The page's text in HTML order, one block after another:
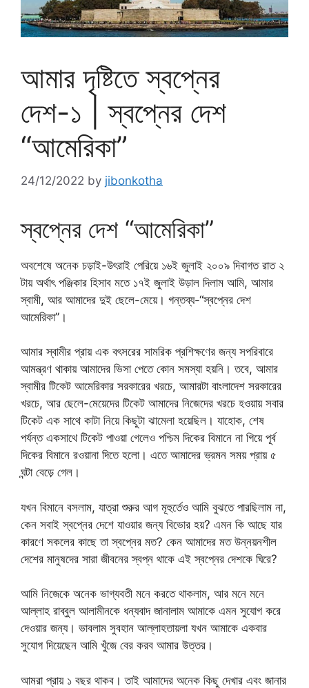
আমার দৃষ্টিতে স্বপ্নের
দেশ-১ | স্বপ্নের দেশ
“আমেরিকা”
24/12/2022 by jibonkotha
স্বপ্নের দেশ “আমেরিকা”
অবশেষে অনেক চড়াই-উৎরাই পেরিয়ে ১৬ই জুলাই ২০০৯ দিবাগত রাত ২
টায় অর্থাৎ পঞ্জিকার হিসাব মতে ১৭ই জুলাই উড়াল দিলাম আমি, আমার
স্বামী, আর আমাদের দুই ছেলে-মেয়ে। গন্তব্য-“স্বপ্নের দেশ
আমেরিকা”।
আমার স্বামীর প্রায় এক বৎসরের সামরিক প্রশিক্ষণের জন্য সপরিবারে
আমন্ত্রণ থাকায় আমাদের ভিসা পেতে কোন সমস্যা হয়নি। তবে, আমার
স্বামীর টিকেট আমেরিকার সরকারের খরচে, আমারটা বাংলাদেশ সরকারের
খরচে, আর ছেলে-মেয়েদের টিকেট আমাদের নিজেদের খরচে হওয়ায় সবার
টিকেট এক সাথে কাটা নিয়ে কিছুটা ঝামেলা হয়েছিল। যাহোক, শেষ
পর্যন্ত একসাথে টিকেট পাওয়া গেলেও পশ্চিম দিকের বিমানে না গিয়ে পূর্ব
দিকের বিমানে রওয়ানা দিতে হলো। এতে আমাদের ভ্রমন সময় প্রায় ৫
ঘন্টা বেড়ে গেল।
যখন বিমানে বসলাম, যাত্রা শুরুর আগ মূহুর্তেও আমি বুঝতে পারছিলাম না,
কেন সবাই স্বপ্নের দেশে যাওয়ার জন্য বিভোর হয়? এমন কি আছে যার
কারণে সকলের কাছে তা স্বপ্নের মত? কেন আমাদের মত উন্নয়নশীল
দেশের মানুষদের সারা জীবনের স্বপ্ন থাকে এই স্বপ্নের দেশকে ঘিরে?
আমি নিজেকে অনেক ভাগ্যবতী মনে করতে থাকলাম, আর মনে মনে
আল্লাহ রাব্বুল আলামীনকে ধন্যবাদ জানালাম আমাকে এমন সুযোগ করে
দেওয়ার জন্য। ভাবলাম সুবহান আল্লাহতায়লা যখন আমাকে একবার
সুযোগ দিয়েছেন আমি খুঁজে বের করব আমার উত্তর।
আমরা প্রায় ১ বছর থাকব। তাই আমাদের অনেক কিছু দেখার এবং জানার